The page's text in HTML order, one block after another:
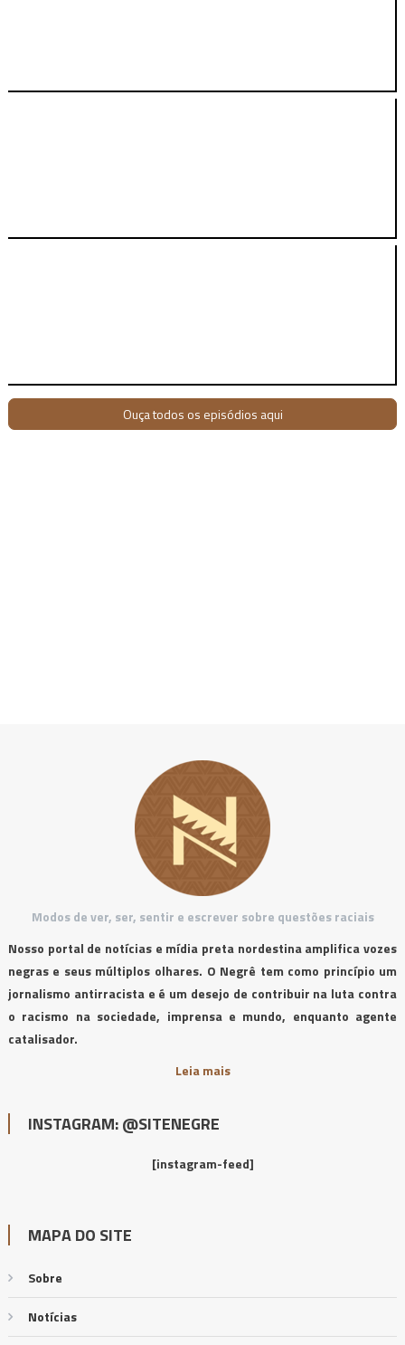
Ouça todos os episódios aqui
Modos de ver, ser, sentir e escrever sobre questões raciais
Nosso portal de notícias e mídia preta nordestina amplifica vozes
negras e seus múltiplos olhares. O Negrê tem como princípio um
jornalismo antirracista e é um desejo de contribuir na luta contra
o racismo na sociedade, imprensa e mundo, enquanto agente
catalisador.
Leia mais
INSTAGRAM: @SITENEGRE
[instagram-feed]
MAPA DO SITE
Sobre
Notícias